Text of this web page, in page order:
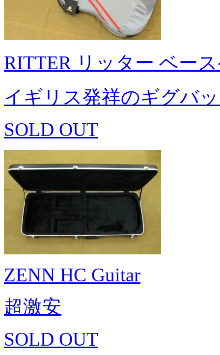
RITTER リッター ベー
イギリス発祥のギグバ
SOLD OUT
ZENN HC Guitar
超激安
SOLD OUT